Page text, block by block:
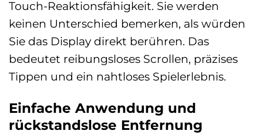
Touch-Reaktionsfähigkeit. Sie werden
keinen Unterschied bemerken, als würden
Sie das Display direkt berühren. Das
bedeutet reibungsloses Scrollen, präzises
Tippen und ein nahtloses Spielerlebnis.
Einfache Anwendung und
rückstandslose Entfernung